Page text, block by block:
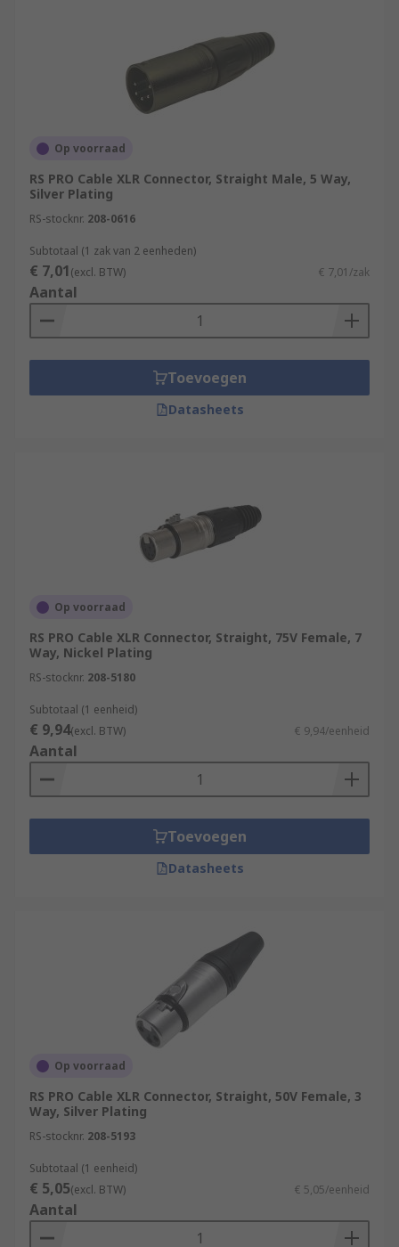
Op voorraad
RS PRO Cable XLR Connector, Straight Male, 5 Way,
Silver Plating
RS-stocknr. 208-0616
Subtotaal (1 zak van 2 eenheden)
€ 7,01(excl. BTW) € 7,01/zak
Aantal
Toevoegen
Datasheets
Op voorraad
RS PRO Cable XLR Connector, Straight, 75V Female, 7
Way, Nickel Plating
RS-stocknr. 208-5180
Subtotaal (1 eenheid)
€ 9,94(excl. BTW) € 9,94/eenheid
Aantal
Toevoegen
Datasheets
Op voorraad
RS PRO Cable XLR Connector, Straight, 50V Female, 3
Way, Silver Plating
RS-stocknr. 208-5193
Subtotaal (1 eenheid)
€ 5,05(excl. BTW) € 5,05/eenheid
Aantal